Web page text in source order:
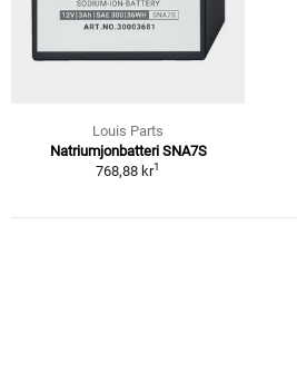
Louis Parts
Natriumjonbatteri SNA7S
768,88 kr1